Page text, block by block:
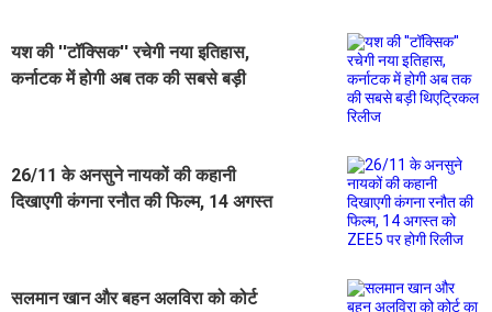
यश की ''टॉक्सिक'' रचेगी नया इतिहास,
कर्नाटक में होगी अब तक की सबसे बड़ी
26/11 के अनसुने नायकों की कहानी
दिखाएगी कंगना रनौत की फिल्म, 14 अगस्त
सलमान खान और बहन अलविरा को कोर्ट